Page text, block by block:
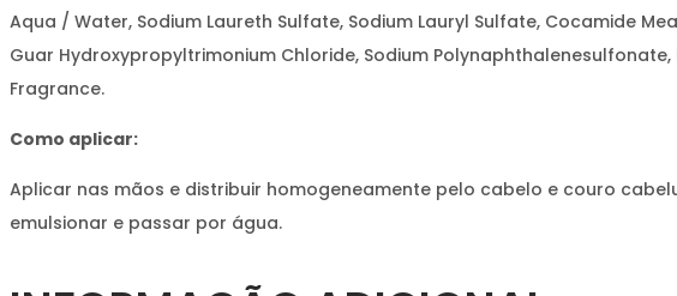
Aqua / Water, Sodium Laureth Sulfate, Sodium Lauryl Sulfate, Cocamide
Guar Hydroxypropyltrimonium Chloride, Sodium
Fragrance.
Como aplicar:
Aplicar nas mãos e distribuir homogeneamente pelo cabelo e couro
emulsionar e passar por água.